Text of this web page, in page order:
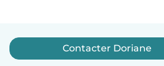
Contacter Doriane